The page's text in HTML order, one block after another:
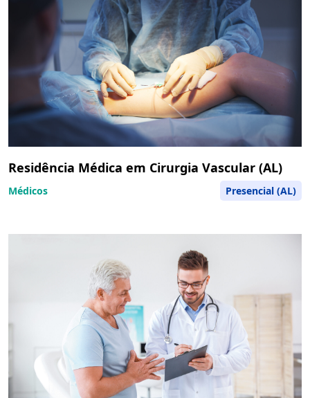
Residência Médica em Cirurgia Vascular (AL)
Médicos Presencial (AL)